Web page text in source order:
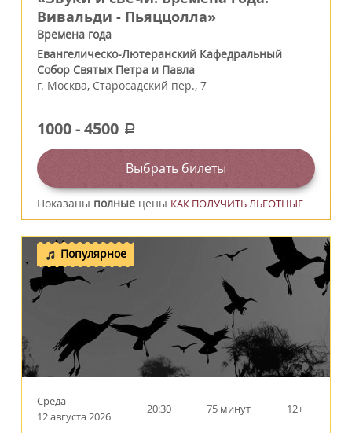
Вивальди - Пьяццолла»
Времена года
Евангелическо-Лютеранский Кафедральный
Собор Святых Петра и Павла
г. Москва, Старосадский пер., 7
1000-4500 a
Выбрать билеты
Показаны полные цены КАК ПОЛУЧИТЬ ЛЬГОТНЫЕ
Популярное
Среда
12 августа 2026
20:30 75 минут 12+